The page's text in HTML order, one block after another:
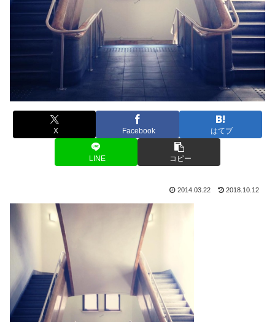
X Facebook はてブ
LINE コピー
2014.03.22 2018.10.12